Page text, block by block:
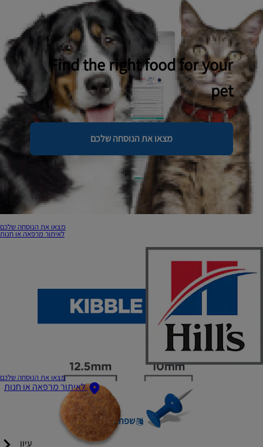
Find the right food for your
pet
מצאו את הנוסחה שלכם
מצאו את הנוסחה שלכם
לאיתור מרפאה או חנות
מצאו את הנוסחה שלכם
לאיתור מרפאה או חנות
שפה
עיון